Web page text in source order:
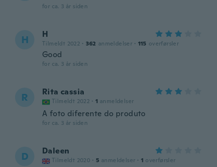
for ca. 3 år siden
H H
Tilmeldt 2022 · 362 anmeldelser · 115 overførsler
Good
for ca. 3 år siden
R Rita cassia
Tilmeldt 2022 · 1 anmeldelser
A foto diferente do produto
for ca. 3 år siden
D Daleen
Tilmeldt 2020 · 5 anmeldelser · 1 overførsler